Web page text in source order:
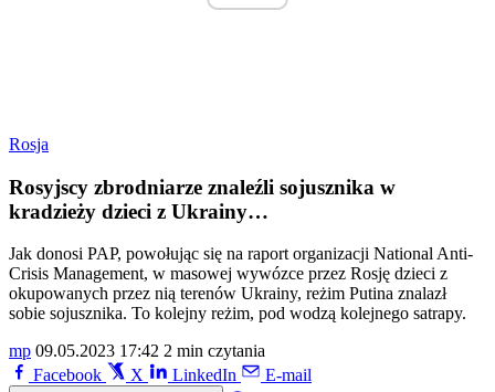
Rosja
Rosyjscy zbrodniarze znaleźli sojusznika w
kradzieży dzieci z Ukrainy…
Jak donosi PAP, powołując się na raport organizacji National Anti-
Crisis Management, w masowej wywózce przez Rosję dzieci z
okupowanych przez nią terenów Ukrainy, reżim Putina znalazł
sobie sojusznika. To kolejny reżim, pod wodzą kolejnego satrapy.
mp 09.05.2023 17:42 2 min czytania
Facebook
X LinkedIn E-mail